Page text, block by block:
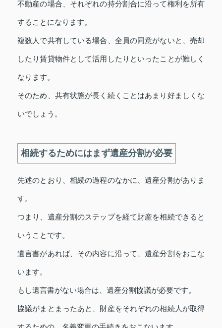
不動産の場合、それぞれの持分割合に沿って権利を所有
することになります。
複数人で共有している場合、全員の同意がないと、売却
したり賃貸物件として活用したりといったことが難しく
なります。
そのため、共有状態が長く続くことはあまり好ましくな
いでしょう。
相続するためにはまず遺産分割が必要
先述のとおり、相続の過程のなかに、遺産分割がありま
す。
つまり、遺産分割のステップを経て財産を相続できると
いうことです。
遺言書があれば、その内容に沿って、遺産分割をおこな
います。
もし遺言書がない場合は、遺産分割協議が必要です。
協議がまとまったあと、財産をそれぞれの相続人が取得